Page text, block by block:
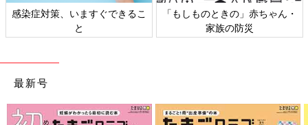
感染症対策、いますぐできるこ
と
「もしものときの」赤ちゃん・
家族の防災
最新号